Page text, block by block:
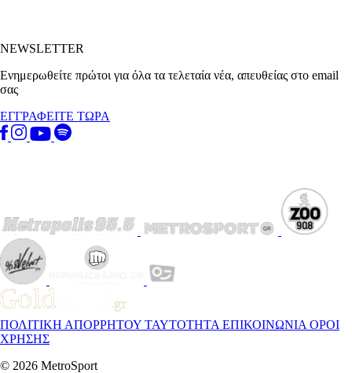
NEWSLETTER
Ενημερωθείτε πρώτοι για όλα τα τελεταία νέα, απευθείας στο email
σας
ΕΓΓΡΑΦΕΙΤΕ ΤΩΡΑ
ΠΟΛΙΤΙΚΗ ΑΠΟΡΡΗΤΟΥ ΤΑΥΤΟΤΗΤΑ ΕΠΙΚΟΙΝΩΝΙΑ ΟΡΟΙ
ΧΡΗΣΗΣ
© 2026 MetroSport